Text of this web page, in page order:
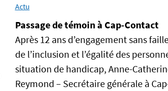
Actu
Passage de témoin à Cap-Contact
Après 12 ans d’engagement sans
de l’inclusion et l’égalité des
situation de handicap, Anne-
Reymond – Secrétaire générale à